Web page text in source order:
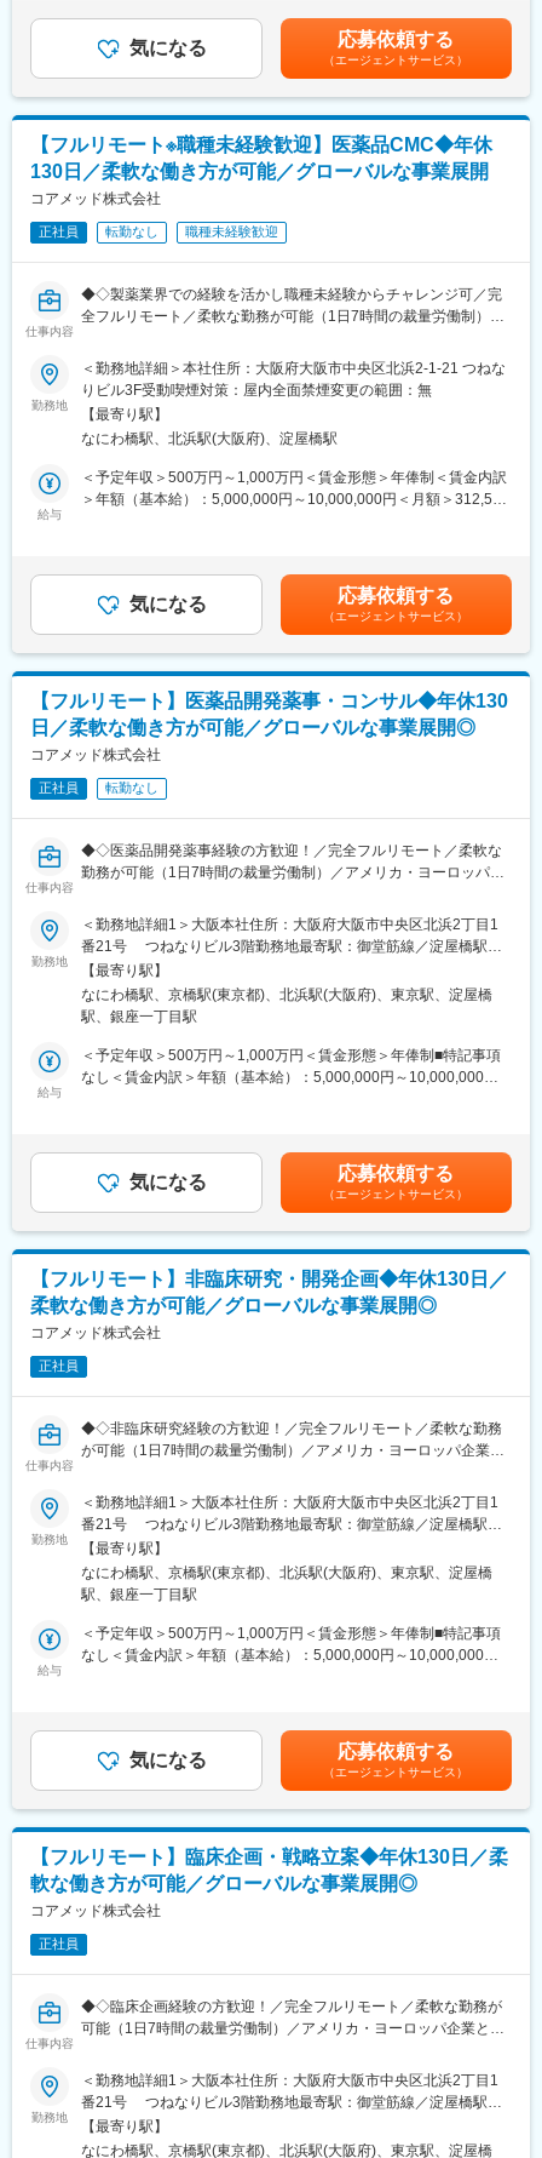
変更の範囲：会社の定める業務
任のPMとして引き継ぎ、体制強化したいと考えております。
■ポジション概要
用設計～問い合わせ対応～データ管理～解析実行～クロージング
（契約/請求）までを一気通貫で推進いただきます。
本ポジションは「研究者」ではなく、
・社外（製薬・医療機関・KOL・CRO等）
を巻き込み、デジタルも活用しながらプロジェクトを前に進める
■担当プロジェクト例
・大学研究室・医療機関と連携した臨床研究支援
※案件は紹介・問い合わせ起点が中心で、アウトバウンドで「取っ
てくる」よりも、引き受けた案件を“成功させる推進”が重要
※1人あたり同時並行：2～3案件程度
■主な業務内容
・PM業務：研究計画作成支援、リクルーティング、オペレーショ
ン設計・実行、問い合わせ対応、データ管理、解析計画、解析実
行
●PSG解析AI／解析クラウド導入支援
・マーケティング計画に基づく導入提案（問い合わせ対応中心）
・テストデータでの精度検証・チューニング、顧客QA
・クロージング、契約書締結、請求管理
●マネージャー候補として
・進行状況・品質のレビュー、プロセスの標準化
・取締役と連携した案件全体の進捗・優先順位設計
＜昇給有無＞有＜残業手当＞有＜給与補足＞給与改定：年1回スト
ックオプション付与：都度（昨年実績 有）賃金はあくまでも目
安の金額であり、選考を通じて上下する可能性があります。月給
(月額)は固定手当を含めた表記です。
気になる 応募依頼する
（エージェントサービス）
【フルリモート※職種未経験歓迎】医薬品CMC◆年休
130日／柔軟な働き方が可能／グローバルな事業展開
コアメッド株式会社
正社員 転勤なし 職種未経験歓迎
仕事内容
◆◇製薬業界での経験を活かし職種未経験からチャレンジ可／完
全フルリモート／柔軟な勤務が可能（1日7時間の裁量労働制）／
戦略のコンサルティング会社◆◇
■仕事内容：
医薬品開発におけるCMC領域を中心に、コンサルティングおよび
各種申請資料の作成業務をお任せします。
新薬承認に関わる品質・製造・試験に関する戦略立案から資料作
成までを担っていただきます。
る資料の整備・評価・助言・企画の設定
・製造方法/試験方法に関する資料の評価・助言
・安定性試験に関する資料の評価・助言
※クライアントは欧米製薬会社または外資系製薬会社がほとんどで
す。
にあたっていただきます。
通常医薬品メーカー出身が会員である関西医薬協会に、当社は会
員として登録しています。業界関連のセミナーにも参加すること
プデートできる環境です。
■働き方：
◎完全在宅勤務のため、拠点（東京・大阪）の近くにお住まいで
なくてもご就業いただけます。
場合、お子様の通院やご都合に合わせて業務時間を調整できま
す。
・会議や打ち合わせで必要な時は大阪・東京等へ出張（宿泊も伴
います）が発生します。
※国内出張の頻度は1~3回/年です。（海外出張はほとんどありませ
ん。）
■組織構成：
CMC担当11名（2名男性、9名女性）
30代～40代で構成されています。
お子様がおられる社員が多く、在宅勤務のため子育てしながらキ
研究所での経験、CMC薬事の経験者が多いです。
勤務地
＜勤務地詳細＞本社住所：大阪府大阪市中央区北浜2-1-21 つねな
りビル3F受動喫煙対策：屋内全面禁煙変更の範囲：無
【最寄り駅】
なにわ橋駅、北浜駅(大阪府)、淀屋橋駅
給与
＜予定年収＞500万円～1,000万円＜賃金形態＞年俸制＜賃金内訳
＞年額（基本給）：5,000,000円～10,000,000円＜月額＞312,500
平均で夏2ヶ月分、冬2ヶ月分）賃金はあくまでも目安の金額であ
り、選考を通じて上下する可能性があります。月給(月額)は固定手
気になる 応募依頼する
（エージェントサービス）
【フルリモート】医薬品開発薬事・コンサル◆年休130
日／柔軟な働き方が可能／グローバルな事業展開◎
コアメッド株式会社
正社員 転勤なし
仕事内容
◆◇医薬品開発薬事経験の方歓迎！／完全フルリモート／柔軟な
勤務が可能（1日7時間の裁量労働制）／アメリカ・ヨーロッパ企
会社◆◇
■業務内容：
医薬品開発における薬事戦略の立案・評価・助言を中心としたコ
ンサルティング業務をお任せします。承認取得に向けた最適な戦
略を設計する上流ポジションです。
・クライアントの基本戦略を踏まえた薬事戦略の立案
・日米欧（MHLW／PMDA・FDA・EMA）を横断したグローバル
・三極規制当局との事前相談を含むリエゾン業務および規制動向
の調査・分析・アドバイス
・新薬ライセンス導入時のデューデリジェンス対応
■業務の特徴：
・プロジェクトは個人で完結させるのではなく、社内メンバーと
連携しながら分担して推進しています。
われる環境です。
通常医薬品メーカー出身が会員である関西医薬協会に、当社は会
員として登録しています。業界関連のセミナーにも参加すること
プデートできる環境です。
■働き方：
◎完全在宅勤務のため、拠点（東京・大阪）の近くにお住まいで
なくてもご就業いただけます。
場合、お子様の通院やご都合に合わせて業務時間を調整できま
す。
・会議や打ち合わせで必要な時は大阪・東京等へ出張（宿泊も伴
います）が発生します。
※国内出張の頻度は1~3回/年です。（海外出張の可能性も一部ござ
います）
■ワークライフバランス：
同社は、個人が最大限に能力を発揮できるよう働きやすい環境作
りに注力しております。男女問わず在宅勤務が可能です。また、
女性社員も多く、産休・育休取得実績も豊富で9割以上の復職率を
変更の範囲：会社の定める業務
勤務地
＜勤務地詳細1＞大阪本社住所：大阪府大阪市中央区北浜2丁目1
番21号 つねなりビル3階勤務地最寄駅：御堂筋線／淀屋橋駅受
動喫煙対策：屋内全面禁煙＜勤務地詳細2＞東京支社住所：東京都
千代田区丸の内1-11-1 パシフィックセンチュリープレイス丸の内
13階 受動喫煙対策：屋内全面禁煙変更の範囲：無
【最寄り駅】
なにわ橋駅、京橋駅(東京都)、北浜駅(大阪府)、東京駅、淀屋橋
駅、銀座一丁目駅
給与
＜予定年収＞500万円～1,000万円＜賃金形態＞年俸制■特記事項
なし＜賃金内訳＞年額（基本給）：5,000,000円～10,000,000円
額であり、選考を通じて上下する可能性があります。月給(月額)は
固定手当を含めた表記です。
気になる 応募依頼する
（エージェントサービス）
【フルリモート】非臨床研究・開発企画◆年休130日／
柔軟な働き方が可能／グローバルな事業展開◎
コアメッド株式会社
正社員
仕事内容
◆◇非臨床研究経験の方歓迎！／完全フルリモート／柔軟な勤務
が可能（1日7時間の裁量労働制）／アメリカ・ヨーロッパ企業と
◆◇
■仕事内容：
承認申請・取得に向けた非（前）臨床開発戦略の構築・評価・分
析・助言を中心としたコンサルティング業務をお任せします。
開発初期段階から関与し、医薬品開発の方向性を左右する戦略立
案に携わる上流ポジションです。
・各種動物実験受託機関（CRO）の選定・評価分析・実施支援
・評価分析および各フェーズにおけるガイダンス相談用報告書の
作成
・治験相談および申請前相談に向けた戦略構築・資料作成・助言
・プロジェクトは個人単独ではなく、社内メンバーと協働しなが
ら分担して推進しています。
・非臨床領域における戦略設計から規制対応まで関わり、開発全
■教育体制：
員として登録しています。業界関連のセミナーにも参加すること
ができ、メーカーと同じレベルの業界知識とマーケット感をアッ
■働き方：
◎完全在宅勤務のため、拠点（東京・大阪）の近くにお住まいで
なくてもご就業いただけます。
勤務地
＜勤務地詳細1＞大阪本社住所：大阪府大阪市中央区北浜2丁目1
番21号 つねなりビル3階勤務地最寄駅：御堂筋線／淀屋橋駅受
動喫煙対策：屋内全面禁煙＜勤務地詳細2＞東京支社住所：東京都
千代田区丸の内1-11-1 パシフィックセンチュリープレイス丸の内
13階 受動喫煙対策：屋内全面禁煙変更の範囲：無
【最寄り駅】
なにわ橋駅、京橋駅(東京都)、北浜駅(大阪府)、東京駅、淀屋橋
駅、銀座一丁目駅
給与
＜予定年収＞500万円～1,000万円＜賃金形態＞年俸制■特記事項
なし＜賃金内訳＞年額（基本給）：5,000,000円～10,000,000円
安の金額であり、選考を通じて上下する可能性があります。月給
(月額)は固定手当を含めた表記です。
気になる 応募依頼する
（エージェントサービス）
【フルリモート】臨床企画・戦略立案◆年休130日／柔
軟な働き方が可能／グローバルな事業展開◎
コアメッド株式会社
正社員
仕事内容
◆◇臨床企画経験の方歓迎！／完全フルリモート／柔軟な勤務が
可能（1日7時間の裁量労働制）／アメリカ・ヨーロッパ企業と事
◆◇
■仕事内容：
新薬開発における開発戦略および開発企画の立案・評価・助言を
勤務地
＜勤務地詳細1＞大阪本社住所：大阪府大阪市中央区北浜2丁目1
番21号 つねなりビル3階勤務地最寄駅：御堂筋線／淀屋橋駅受
動喫煙対策：屋内全面禁煙＜勤務地詳細2＞東京支社住所：東京都
千代田区丸の内1-11-1 パシフィックセンチュリープレイス丸の内
【最寄り駅】
なにわ橋駅、京橋駅(東京都)、北浜駅(大阪府)、東京駅、淀屋橋